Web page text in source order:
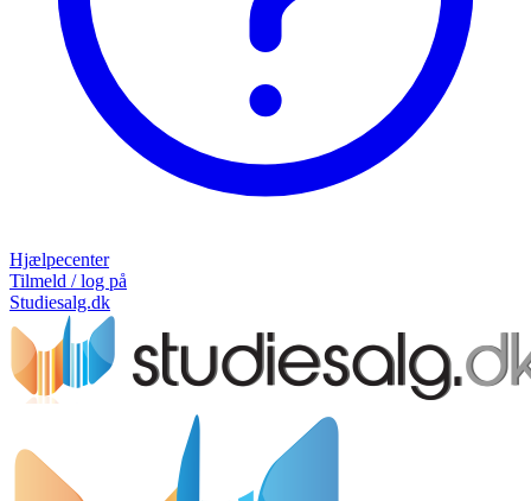
Hjælpecenter
Tilmeld / log på
Studiesalg.dk